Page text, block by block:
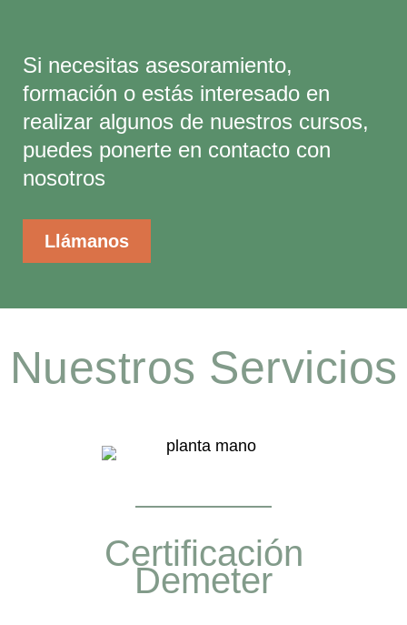
Si necesitas asesoramiento,
formación o estás interesado en
realizar algunos de nuestros cursos,
puedes ponerte en contacto con
nosotros
Llámanos
Nuestros Servicios
Certificación
Demeter